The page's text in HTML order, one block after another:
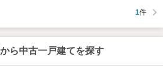
1件
ら中古一戸建てを探す